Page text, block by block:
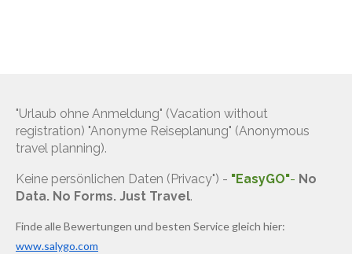
"Urlaub ohne Anmeldung" (Vacation without
registration) "Anonyme Reiseplanung" (Anonymous
travel planning).
Keine persönlichen Daten (Privacy") - "EasyGO"- No
Data. No Forms. Just Travel.
Finde alle Bewertungen und besten Service gleich hier:
www.salygo.com